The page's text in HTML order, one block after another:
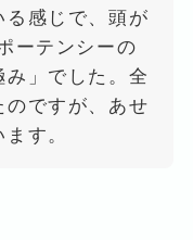
る感じで、頭が
ーテンシーの
」でした。全
のですが、あせ
す。